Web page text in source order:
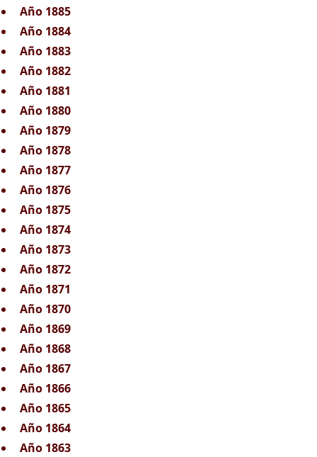
Año 1885
Año 1884
Año 1883
Año 1882
Año 1881
Año 1880
Año 1879
Año 1878
Año 1877
Año 1876
Año 1875
Año 1874
Año 1873
Año 1872
Año 1871
Año 1870
Año 1869
Año 1868
Año 1867
Año 1866
Año 1865
Año 1864
Año 1863